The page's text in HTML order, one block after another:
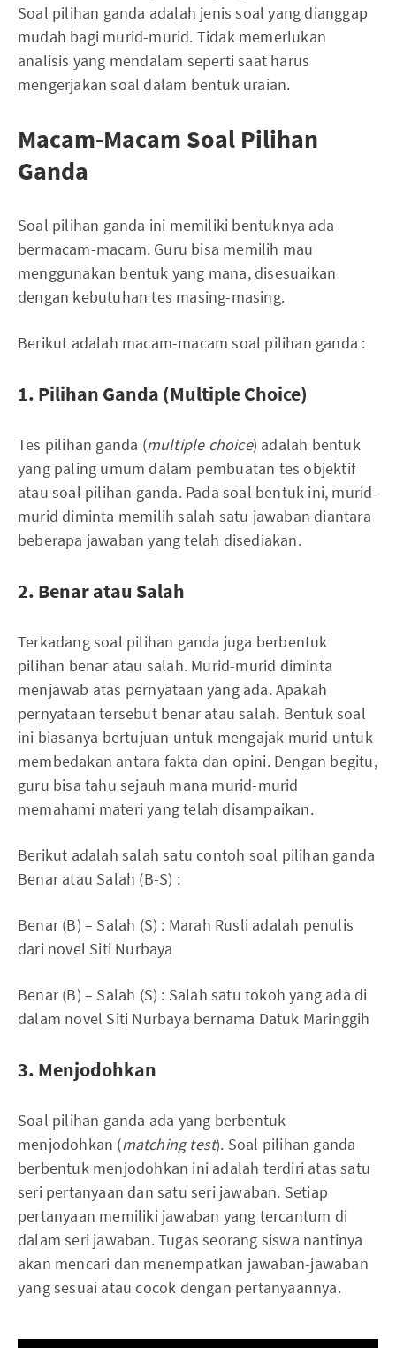
Soal pilihan ganda adalah jenis soal yang dianggap
mudah bagi murid-murid. Tidak memerlukan
analisis yang mendalam seperti saat harus
mengerjakan soal dalam bentuk uraian.
Macam-Macam Soal Pilihan
Ganda
Soal pilihan ganda ini memiliki bentuknya ada
bermacam-macam. Guru bisa memilih mau
menggunakan bentuk yang mana, disesuaikan
dengan kebutuhan tes masing-masing.
Berikut adalah macam-macam soal pilihan ganda :
1. Pilihan Ganda (Multiple Choice)
Tes pilihan ganda (multiple choice) adalah bentuk
yang paling umum dalam pembuatan tes objektif
atau soal pilihan ganda. Pada soal bentuk ini, murid-
murid diminta memilih salah satu jawaban diantara
beberapa jawaban yang telah disediakan.
2. Benar atau Salah
Terkadang soal pilihan ganda juga berbentuk
pilihan benar atau salah. Murid-murid diminta
menjawab atas pernyataan yang ada. Apakah
pernyataan tersebut benar atau salah. Bentuk soal
ini biasanya bertujuan untuk mengajak murid untuk
membedakan antara fakta dan opini. Dengan begitu,
guru bisa tahu sejauh mana murid-murid
memahami materi yang telah disampaikan.
Berikut adalah salah satu contoh soal pilihan ganda
Benar atau Salah (B-S) :
Benar (B) – Salah (S) : Marah Rusli adalah penulis
dari novel Siti Nurbaya
Benar (B) – Salah (S) : Salah satu tokoh yang ada di
dalam novel Siti Nurbaya bernama Datuk Maringgih
3. Menjodohkan
Soal pilihan ganda ada yang berbentuk
menjodohkan (matching test). Soal pilihan ganda
berbentuk menjodohkan ini adalah terdiri atas satu
seri pertanyaan dan satu seri jawaban. Setiap
pertanyaan memiliki jawaban yang tercantum di
dalam seri jawaban. Tugas seorang siswa nantinya
akan mencari dan menempatkan jawaban-jawaban
yang sesuai atau cocok dengan pertanyaannya.